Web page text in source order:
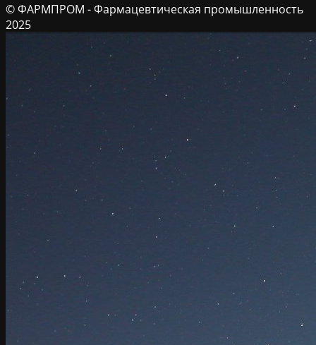
© ФАРМПРОМ - Фармацевтическая промышленность
2025